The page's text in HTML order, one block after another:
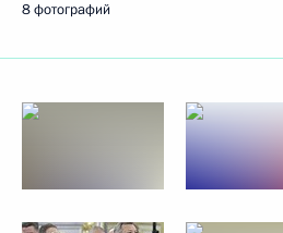
8 фотографий